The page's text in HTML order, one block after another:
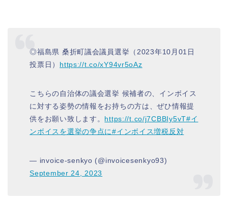
◎福島県 桑折町議会議員選挙（2023年10月01日
投票日） https://t.co/xY94vr5oAz
こちらの自治体の議会選挙 候補者の、インボイス
に対する姿勢の情報をお持ちの方は、ぜひ情報提
供をお願い致します。 https://t.co/j7CBBIy5vT#イ
ンボイスを選挙の争点に#インボイス増税反対
— invoice-senkyo (@invoicesenkyo93)
September 24, 2023